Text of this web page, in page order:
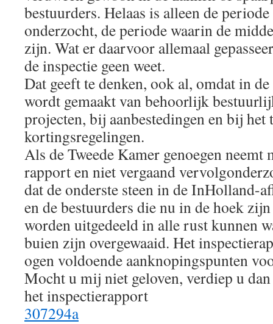
bestuurders. Helaas is alleen de
onderzocht, de periode waarin de
zijn. Wat er daarvoor allemaal
de inspectie geen weet.
Dat geeft te denken, ook al, omdat in
wordt gemaakt van behoorlijk
projecten, bij aanbestedingen en bij het
kortingsregelingen.
Als de Tweede Kamer genoegen neemt
rapport en niet vergaand
dat de onderste steen in de InHolland-
en de bestuurders die nu in de hoek
worden uitgedeeld in alle rust kunnen
buien zijn overgewaaid. Het
ogen voldoende aanknopingspunten
Mocht u mij niet geloven, verdiep u
het inspectierapport
307294a